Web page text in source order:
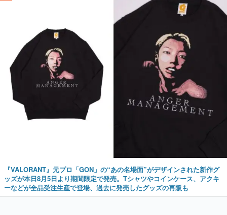
『VALORANT』元プロ「GON」の“あの名場面”がデザインされた新作グ
ッズが本日8月5日より期間限定で発売。Tシャツやコインケース、アクキ
ーなどが全品受注生産で登場、過去に発売したグッズの再販も